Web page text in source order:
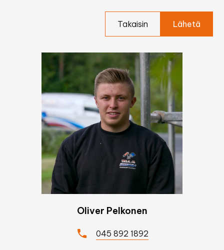
Takaisin
Oliver Pelkonen
045 892 1892